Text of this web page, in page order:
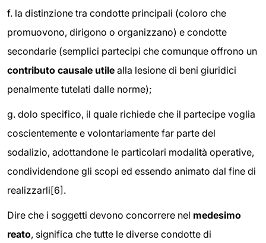
f. la distinzione tra condotte principali (coloro che
promuovono, dirigono o organizzano) e condotte
secondarie (semplici partecipi che comunque offrono un
contributo causale utile alla lesione di beni giuridici
penalmente tutelati dalle norme);
g. dolo specifico, il quale richiede che il partecipe voglia
coscientemente e volontariamente far parte del
sodalizio, adottandone le particolari modalità operative,
condividendone gli scopi ed essendo animato dal fine di
realizzarli[6].
Dire che i soggetti devono concorrere nel medesimo
reato, significa che tutte le diverse condotte di